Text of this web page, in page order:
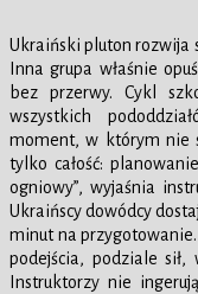
Ukraiński pluton rozwija
Inna grupa właśnie
bez przerwy. Cykl
wszystkich
moment, w którym nie
tylko całość:
ogniowy”, wyjaśnia
Ukraińscy dowódcy
minut na
podejścia, podziale
Instruktorzy nie